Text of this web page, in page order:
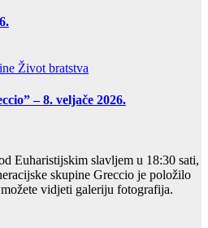
Život bratstva
– 8. veljače 2026.
Euharistijskim slavljem u 18:30 sati,
skupine Greccio je položilo
vidjeti galeriju fotografija.